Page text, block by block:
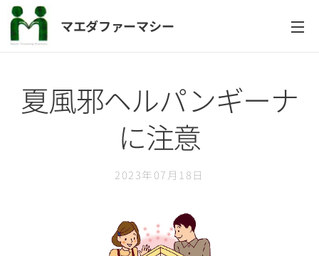
マエダファーマシー
夏風邪ヘルパンギーナ
に注意
2023年07月18日